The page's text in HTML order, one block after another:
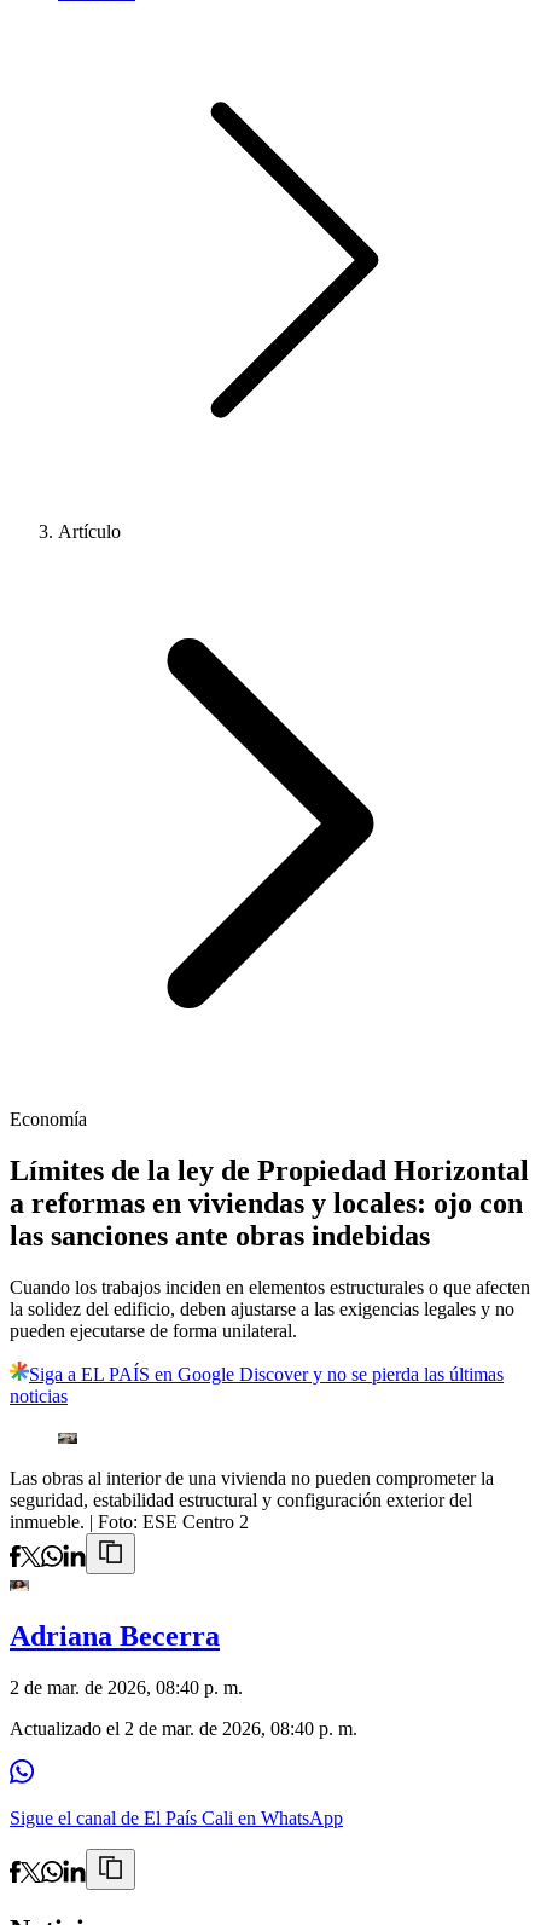
Artículo
Economía
Límites de la ley de Propiedad Horizontal
a reformas en viviendas y locales: ojo con
las sanciones ante obras indebidas
Cuando los trabajos inciden en elementos estructurales o que afecten
la solidez del edificio, deben ajustarse a las exigencias legales y no
pueden ejecutarse de forma unilateral.
Siga a EL PAÍS en Google Discover y no se pierda las últimas
noticias
Las obras al interior de una vivienda no pueden comprometer la
seguridad, estabilidad estructural y configuración exterior del
inmueble. | Foto: ESE Centro 2
Adriana Becerra
2 de mar. de 2026, 08:40 p. m.
Actualizado el 2 de mar. de 2026, 08:40 p. m.
Sigue el canal de El País Cali en WhatsApp